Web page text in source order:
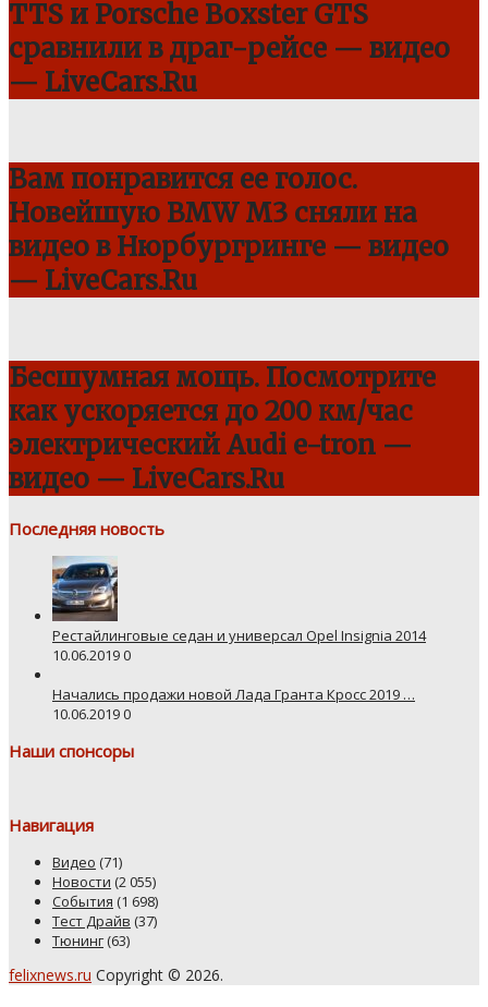
TTS и Porsche Boxster GTS
сравнили в драг-рейсе — видео
— LiveCars.Ru
Вам понравится ее голос.
Новейшую BMW M3 сняли на
видео в Нюрбургринге — видео
— LiveCars.Ru
Бесшумная мощь. Посмотрите
как ускоряется до 200 км/час
электрический Audi e-tron —
видео — LiveCars.Ru
Последняя новость
Рестайлинговые седан и универсал Opel Insignia 2014
10.06.20190
Начались продажи новой Лада Гранта Кросс 2019 …
10.06.20190
Наши спонсоры
Навигация
Видео (71)
Новости (2 055)
События (1 698)
Тест Драйв (37)
Тюнинг (63)
felixnews.ru Copyright © 2026.